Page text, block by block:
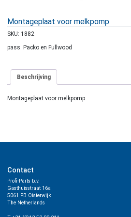
Montageplaat voor melkpomp
SKU: 1882
pass. Packo en Fullwood
Beschrijving
Montageplaat voor melkpomp
Contact
Profi-Parts b.v.
Gasthuisstraat 16a
5061 PB Oisterwijk
The Netherlands